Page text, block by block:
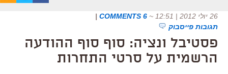
26 יולי 2012 | 12:51 ~
6 COMMENTS
|
תגובות פייסבוק
פסטיבל ונציה: סוף סוף ההודעה
הרשמית על סרטי התחרות